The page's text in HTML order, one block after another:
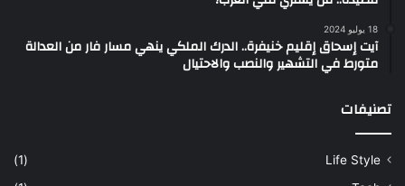
18 يوليو 2024
آيت إسحاق إقليم خنيفرة.. الدرك الملكي ينهي مسار فار من العدالة
متورط في التشهير والنصب والاحتيال
تصنيفات
Life Style
(1)